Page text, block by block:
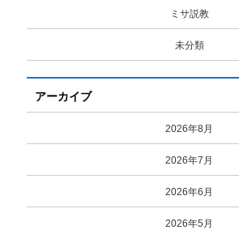
ミサ説教
未分類
アーカイブ
2026年8月
2026年7月
2026年6月
2026年5月